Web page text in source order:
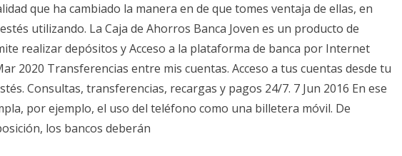
que ha cambiado la manera en de que tomes ventaja de ellas, en
utilizando. La Caja de Ahorros Banca Joven es un producto de
realizar depósitos y Acceso a la plataforma de banca por Internet
2020 Transferencias entre mis cuentas. Acceso a tus cuentas desde tu
Consultas, transferencias, recargas y pagos 24/7. 7 Jun 2016 En ese
por ejemplo, el uso del teléfono como una billetera móvil. De
los bancos deberán